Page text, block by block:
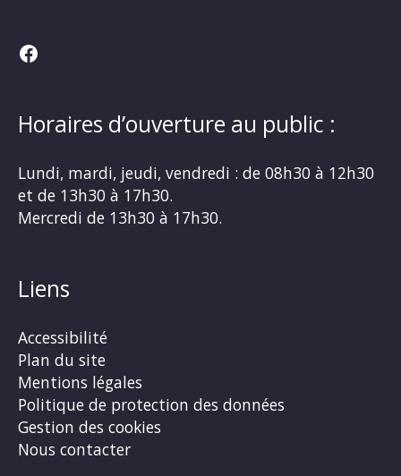
Facebook
Horaires d’ouverture au public :
Lundi, mardi, jeudi, vendredi : de 08h30 à 12h30
et de 13h30 à 17h30.
Mercredi de 13h30 à 17h30.
Liens
Accessibilité
Plan du site
Mentions légales
Politique de protection des données
Gestion des cookies
Nous contacter